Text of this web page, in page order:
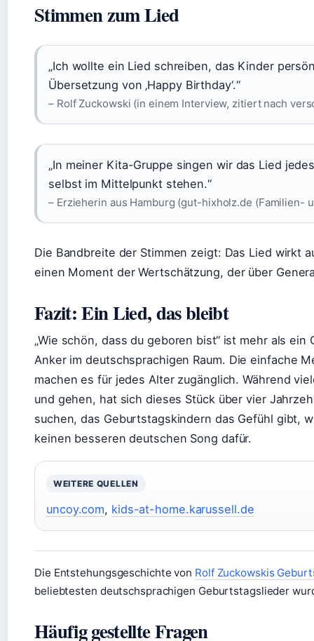
Stimmen zum Lied
„Ich wollte ein Lied schreiben, das Kinder
Übersetzung von ‚Happy Birthday‘.“
– Rolf Zuckowski (in einem Interview, zitiert nach
„In meiner Kita-Gruppe singen wir das Lied
selbst im Mittelpunkt stehen.“
– Erzieherin aus Hamburg (gut-hixholz.de (Familien-
Die Bandbreite der Stimmen zeigt: Das Lied wirkt
einen Moment der Wertschätzung, der über
Fazit: Ein Lied, das bleibt
„Wie schön, dass du geboren bist“ ist mehr als
Anker im deutschsprachigen Raum. Die einfache
machen es für jedes Alter zugänglich. Während
und gehen, hat sich dieses Stück über vier
suchen, das Geburtstagskindern das Gefühl gibt,
keinen besseren deutschen Song dafür.
WEITERE QUELLEN
uncoy.com, kids-at-home.karussell.de
Die Entstehungsgeschichte von Rolf Zuckowskis
beliebtesten deutschsprachigen Geburtstagslieder
Häufig gestellte Fragen